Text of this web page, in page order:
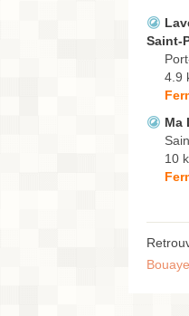
Saint-
4.9
Ma
10
Bouaye